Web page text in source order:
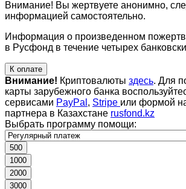
Внимание! Вы жертвуете анонимно,
информацией самостоятельно.
Информация о произведенном
в Русфонд в течение четырех
К оплате
Внимание! Криптовалюты здесь. Для
карты зарубежного банка
сервисами PayPal , Stripe или формой
партнера в Казахстане rusfond.kz
Выбрать программу помощи:
500
1000
2000
3000